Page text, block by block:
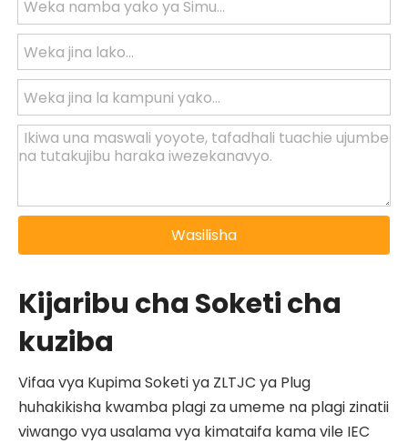
Wasilisha
Kijaribu cha Soketi cha
kuziba
Vifaa vya Kupima Soketi ya ZLTJC ya Plug
huhakikisha kwamba plagi za umeme na plagi zinatii
viwango vya usalama vya kimataifa kama vile IEC